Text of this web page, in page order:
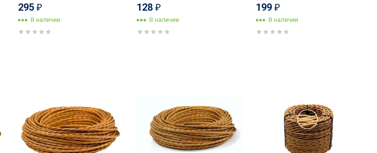
295 ₽
В наличии
128 ₽
В наличии
199 ₽
В наличии